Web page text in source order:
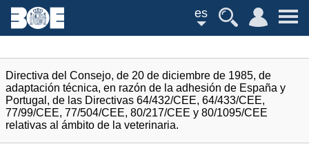
es
Directiva del Consejo, de 20 de diciembre de 1985, de
adaptación técnica, en razón de la adhesión de España y
Portugal, de las Directivas 64/432/CEE, 64/433/CEE,
77/99/CEE, 77/504/CEE, 80/217/CEE y 80/1095/CEE
relativas al ámbito de la veterinaria.